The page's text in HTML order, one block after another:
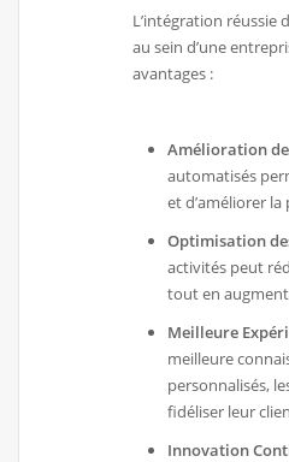
L’intégration réussie
au sein d’une
avantages :
Amélioration de
automatisés
et d’améliorer
Optimisation
activités peut
tout en
Meilleure
meilleure
personnalisés,
fidéliser leur
Innovation